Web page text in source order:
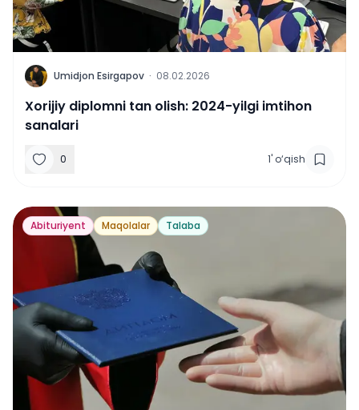
U Umidjon Esirgapov · 08.02.2026
Xorijiy diplomni tan olish: 2024-yilgi imtihon
sanalari
0 1' o‘qish
Abituriyent Maqolalar Talaba